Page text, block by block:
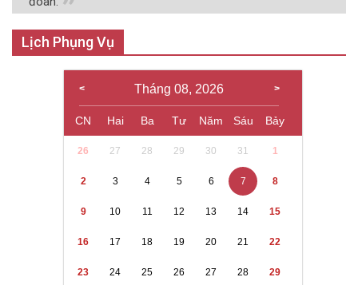
Lịch Phụng Vụ
Tháng 08, 2026
CN Hai Ba Tư Năm Sáu Bảy
26 27 28 29 30 31 1
2 3 4 5 6 7 8
9 10 11 12 13 14 15
16 17 18 19 20 21 22
23 24 25 26 27 28 29